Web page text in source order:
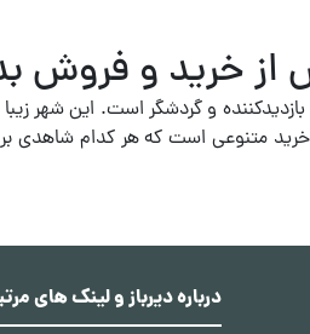
از خرید و فروش
و گردشگر است. این شهر زیبا
خرید متنوعی است که هر کدام
شهر استان فارس و پنجمین
که در فصول مختلف سال، دمای
مسکن این شهر همواره در حال
نکاتی را که باید پیش از خرید و فروش
درباره دیرباز و لینک های